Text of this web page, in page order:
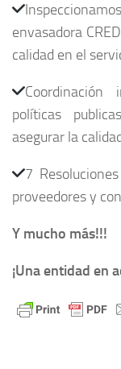
envasadora
calidad en el
políticas
asegurar la
7
proveedores y
Y mucho más!!!
¡Una entidad en